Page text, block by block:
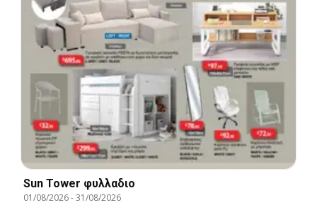
Sun Tower φυλλαδιο
01/08/2026-31/08/2026